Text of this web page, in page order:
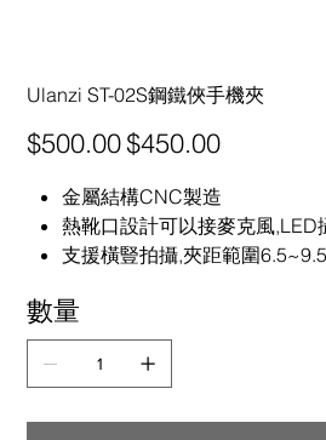
Ulanzi ST-02S鋼鐵俠手機夾
原
始
$500.00
促
銷
$450.00
金屬結構CNC製造
熱靴口設計可以接麥克風,LED
支援橫豎拍攝,夾距範圍
數量